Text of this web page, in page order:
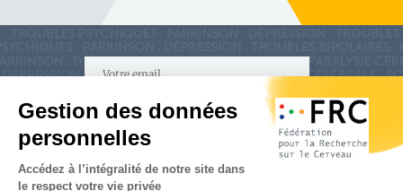
S'inscrire à la newsletter
les réseaux sociaux